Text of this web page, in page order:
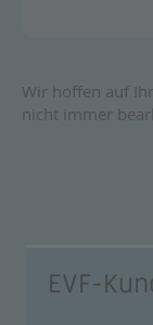
EVF-
Wir hoffen auf
nicht immer